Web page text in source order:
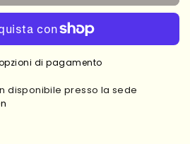
di pagamento
disponibile presso la sede